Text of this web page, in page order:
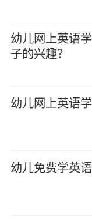
幼儿网上英语
子的兴趣？
幼儿网上英语
幼儿免费学英